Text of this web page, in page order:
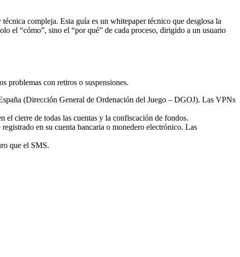
compleja. Esta guía es un whitepaper técnico que desglosa la
el “cómo”, sino el “por qué” de cada proceso, dirigido a un usuario
problemas con retiros o suspensiones.
(Dirección General de Ordenación del Juego – DGOJ). Las VPNs
el cierre de todas las cuentas y la confiscación de fondos.
en su cuenta bancaria o monedero electrónico. Las
que el SMS.